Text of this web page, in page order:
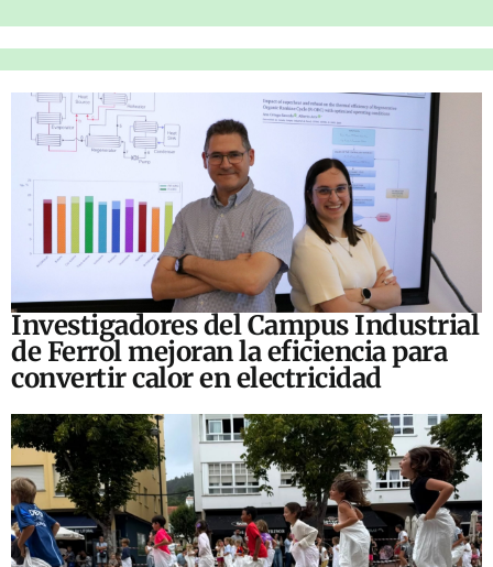
Investigadores del Campus Industrial
de Ferrol mejoran la eficiencia para
convertir calor en electricidad